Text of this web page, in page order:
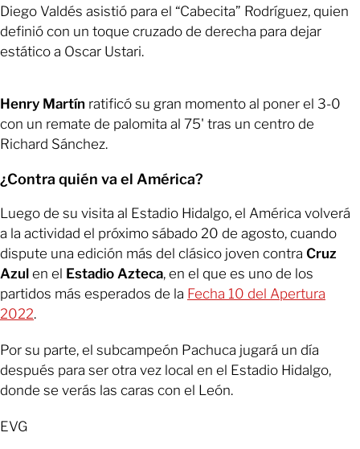
Diego Valdés asistió para el “Cabecita” Rodríguez, quien
definió con un toque cruzado de derecha para dejar
estático a Oscar Ustari.
Henry Martín ratificó su gran momento al poner el 3-0
con un remate de palomita al 75' tras un centro de
Richard Sánchez.
¿Contra quién va el América?
Luego de su visita al Estadio Hidalgo, el América volverá
a la actividad el próximo sábado 20 de agosto, cuando
dispute una edición más del clásico joven contra Cruz
Azul en el Estadio Azteca, en el que es uno de los
partidos más esperados de la Fecha 10 del Apertura
2022.
Por su parte, el subcampeón Pachuca jugará un día
después para ser otra vez local en el Estadio Hidalgo,
donde se verás las caras con el León.
EVG